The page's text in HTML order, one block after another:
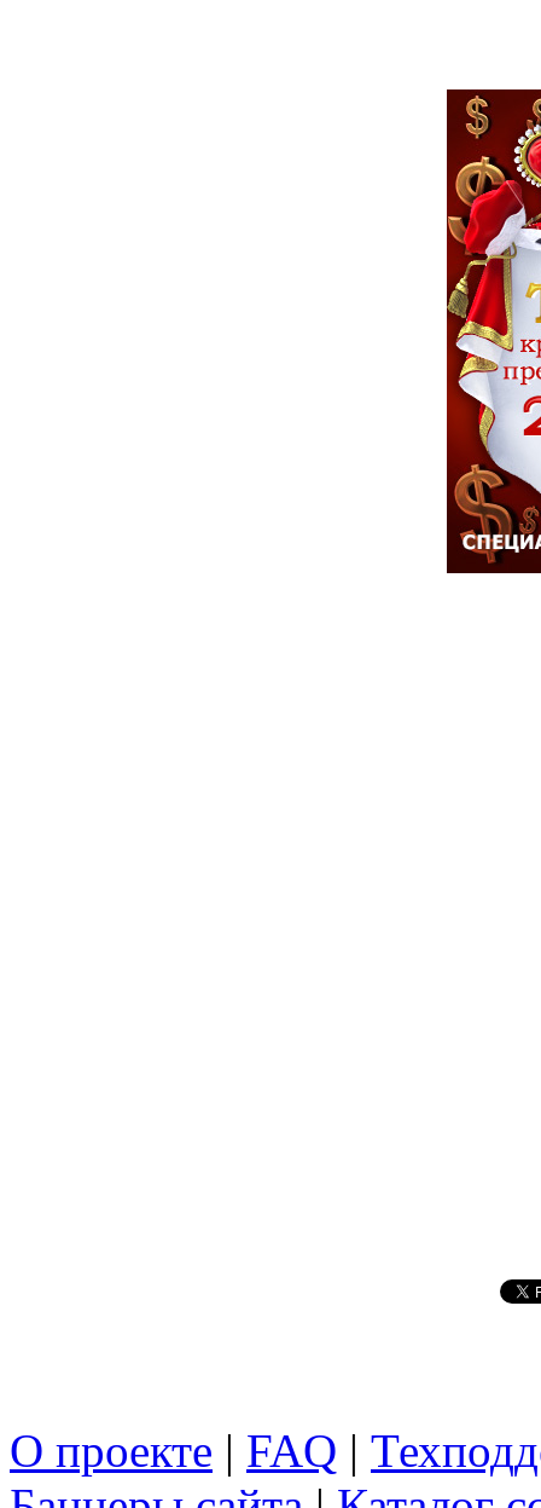
О проекте | FAQ |